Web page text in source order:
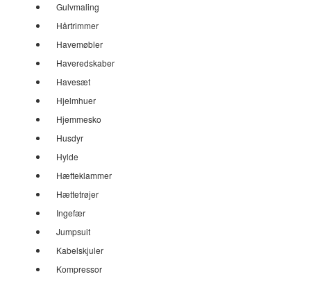
Gulvmaling
Hårtrimmer
Havemøbler
Haveredskaber
Havesæt
Hjelmhuer
Hjemmesko
Husdyr
Hylde
Hæfteklammer
Hættetrøjer
Ingefær
Jumpsuit
Kabelskjuler
Kompressor